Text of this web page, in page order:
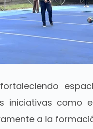
iniciativas
a la